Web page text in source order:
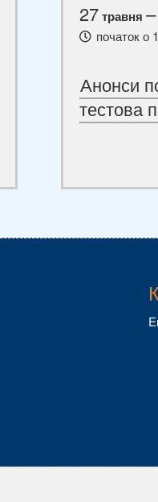
27травня
початок о
Анонси
тестова